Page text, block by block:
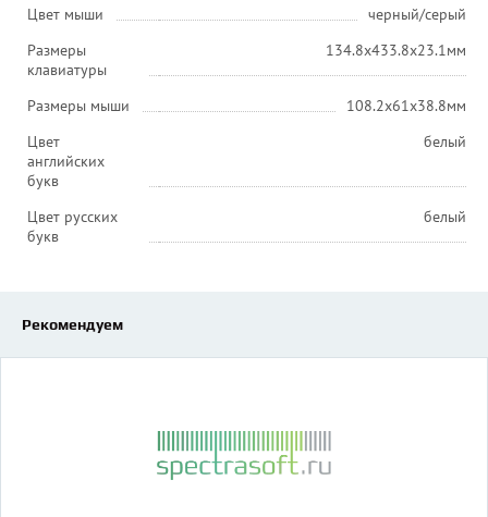
Цвет мыши
черный/серый
Размеры
клавиатуры
134.8x433.8x23.1мм
Размеры мыши
108.2x61x38.8мм
Цвет
английских
букв
белый
Цвет русских
букв
белый
Рекомендуем